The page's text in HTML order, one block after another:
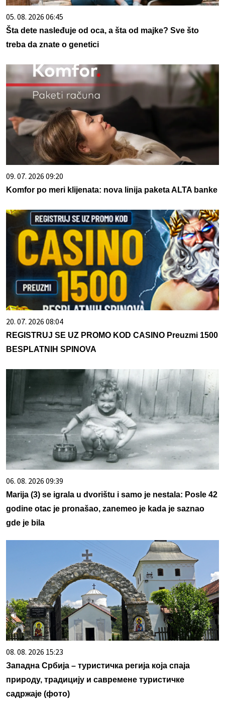
05. 08. 2026 06:45
Šta dete nasleđuje od oca, a šta od majke? Sve što
treba da znate o genetici
09. 07. 2026 09:20
Komfor po meri klijenata: nova linija paketa ALTA banke
20. 07. 2026 08:04
REGISTRUJ SE UZ PROMO KOD CASINO Preuzmi 1500
BESPLATNIH SPINOVA
06. 08. 2026 09:39
Marija (3) se igrala u dvorištu i samo je nestala: Posle 42
godine otac je pronašao, zanemeo je kada je saznao
gde je bila
08. 08. 2026 15:23
Западна Србија – туристичка регија која спаја
природу, традицију и савремене туристичке
садржаје (фото)